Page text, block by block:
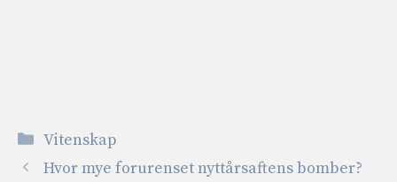
Kategorier
Vitenskap
Hvor mye forurenset nyttårsaftens bomber?